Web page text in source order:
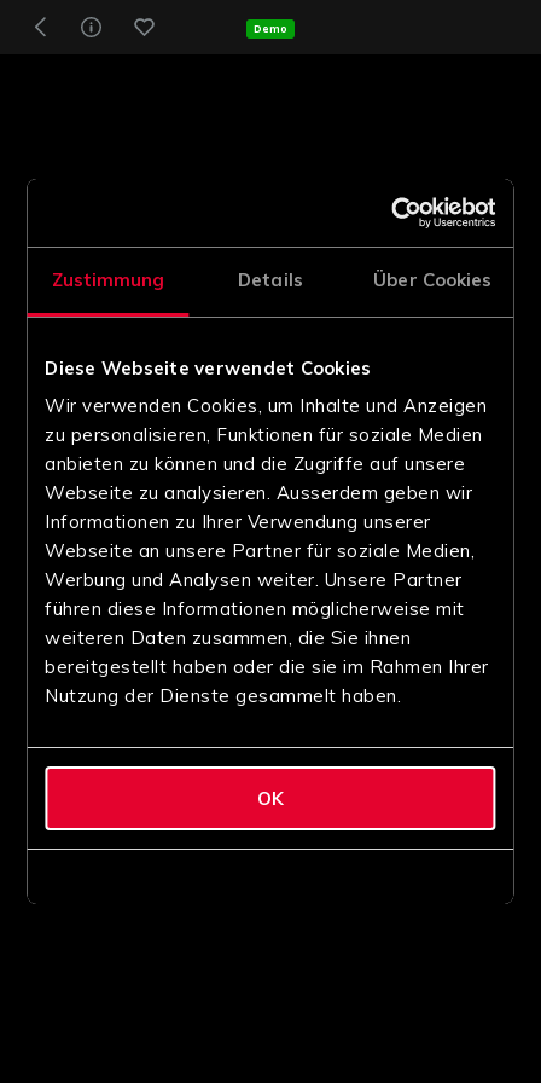
Zustimmung Details Über Cookies
Diese Webseite verwendet Cookies
Wir verwenden Cookies, um Inhalte und Anzeigen
zu personalisieren, Funktionen für soziale Medien
anbieten zu können und die Zugriffe auf unsere
Webseite zu analysieren. Ausserdem geben wir
Informationen zu Ihrer Verwendung unserer
Webseite an unsere Partner für soziale Medien,
Werbung und Analysen weiter. Unsere Partner
führen diese Informationen möglicherweise mit
weiteren Daten zusammen, die Sie ihnen
bereitgestellt haben oder die sie im Rahmen Ihrer
Nutzung der Dienste gesammelt haben.
OK
Demo